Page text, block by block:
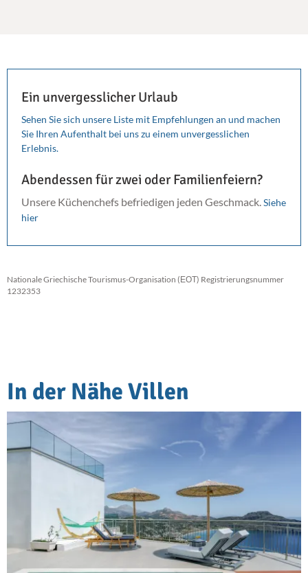
Ein unvergesslicher Urlaub
Sehen Sie sich unsere Liste mit Empfehlungen an und machen
Sie Ihren Aufenthalt bei uns zu einem unvergesslichen
Erlebnis.
Abendessen für zwei oder Familienfeiern?
Unsere Küchenchefs befriedigen jeden Geschmack.Siehe
hier
Nationale Griechische Tourismus-Organisation (ΕΟΤ) Registrierungsnummer
1232353
In der Nähe Villen